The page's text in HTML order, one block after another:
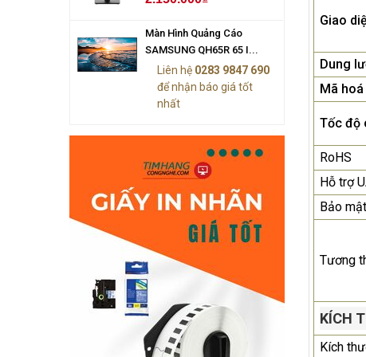
Màn Hình Quảng Cáo
SAMSUNG QH65R 65 I...
Liên hệ 0283 9847 690
để nhận báo giá tốt
nhất
Giao
Dung
Mã hoá
Tốc độ
RoHS
Hỗ trợ
Bảo mật
Tương
KÍCH
Kích